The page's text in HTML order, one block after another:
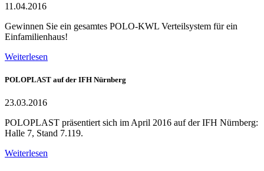
11.04.2016
Gewinnen Sie ein gesamtes POLO-KWL Verteilsystem für ein
Einfamilienhaus!
Weiterlesen
POLOPLAST auf der IFH Nürnberg
23.03.2016
POLOPLAST präsentiert sich im April 2016 auf der IFH Nürnberg:
Halle 7, Stand 7.119.
Weiterlesen